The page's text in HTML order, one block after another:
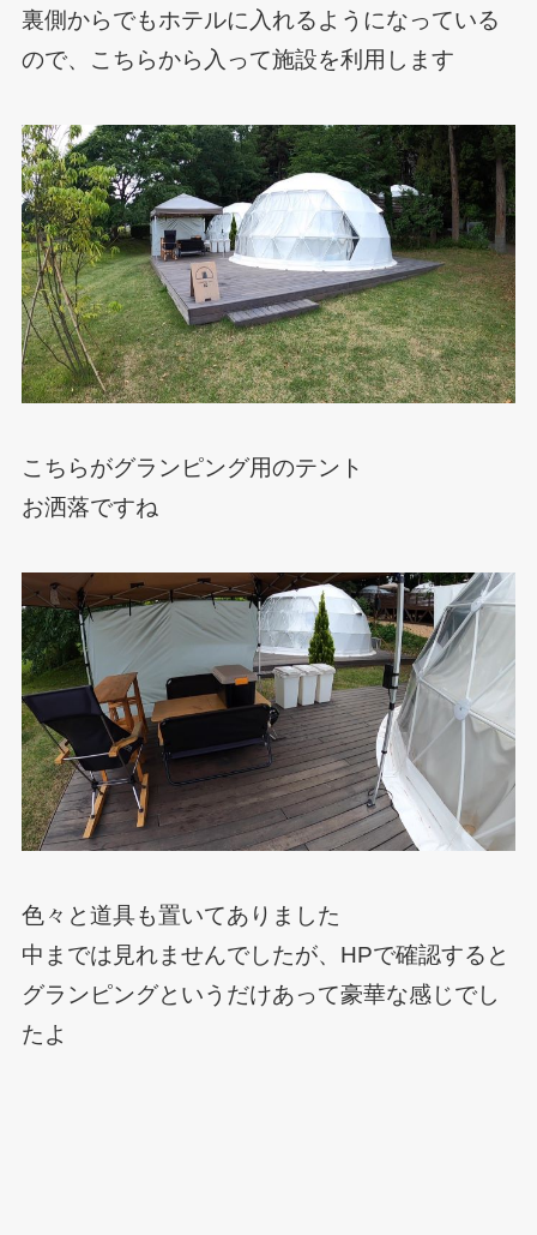
裏側からでもホテルに入れるようになっている
ので、こちらから入って施設を利用します
こちらがグランピング用のテント
お洒落ですね
色々と道具も置いてありました
中までは見れませんでしたが、HPで確認すると
グランピングというだけあって豪華な感じでし
たよ